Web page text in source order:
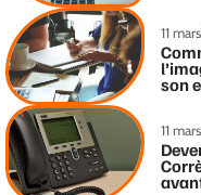
11
son
11